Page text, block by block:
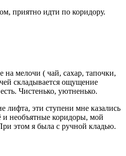
приятно идти по коридору.
мелочи ( чай, сахар, тапочки,
складывается ощущение
Чистенько, уютненько.
лифта, эти ступени мне казались
необъятные коридоры, мой
этом я была с ручной кладью.